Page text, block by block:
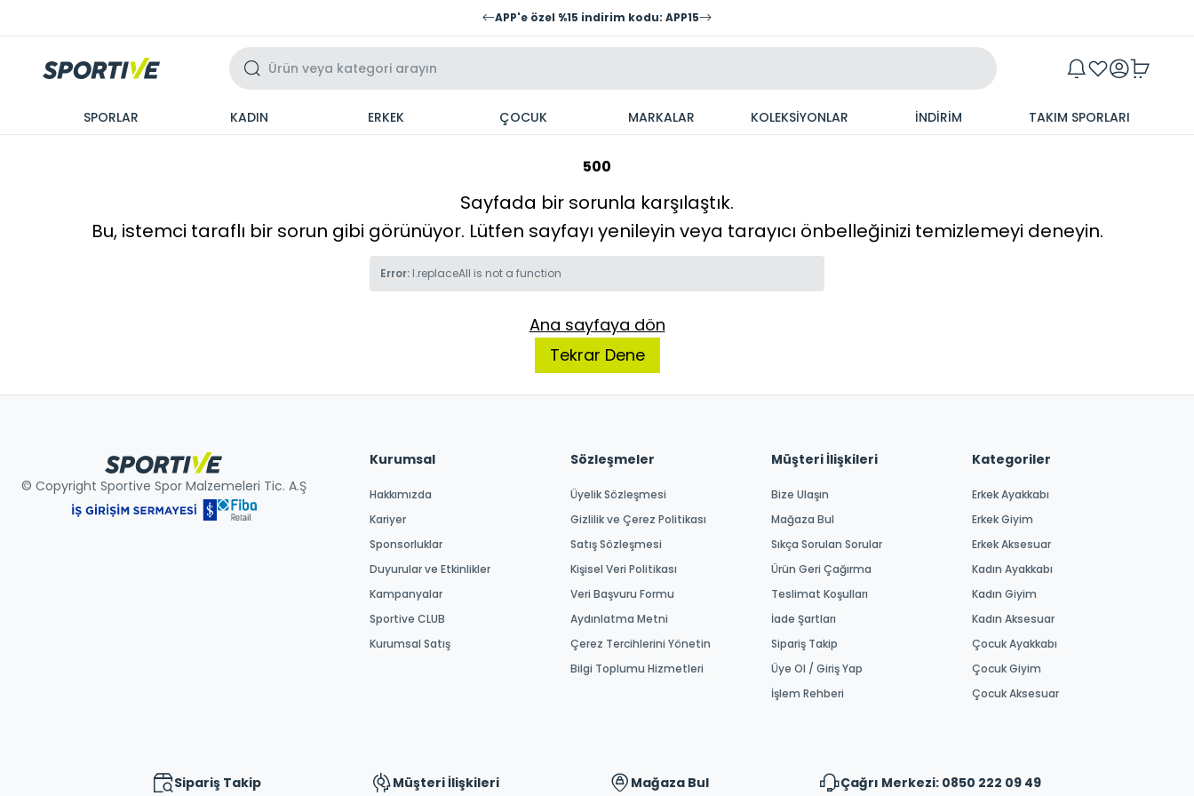
APP'e özel %15 indirim kodu: APP15
SPORLAR KADIN ERKEK ÇOCUK MARKALAR KOLEKSİYONLAR İNDİRİM TAKIM SPORLARI
500
Sayfada bir sorunla karşılaştık.
Bu, istemci taraflı bir sorun gibi görünüyor. Lütfen sayfayı yenileyin veya tarayıcı önbelleğinizi temizlemeyi deneyin.
Error: l.replaceAll is not a function
Ana sayfaya dön
Tekrar Dene
© Copyright Sportive Spor Malzemeleri Tic. A.Ş
Kurumsal
Hakkımızda
Kariyer
Sponsorluklar
Duyurular ve Etkinlikler
Kampanyalar
Sportive CLUB
Kurumsal Satış
Sözleşmeler
Üyelik Sözleşmesi
Gizlilik ve Çerez Politikası
Satış Sözleşmesi
Kişisel Veri Politikası
Veri Başvuru Formu
Aydınlatma Metni
Çerez Tercihlerini Yönetin
Bilgi Toplumu Hizmetleri
Müşteri İlişkileri
Bize Ulaşın
Mağaza Bul
Sıkça Sorulan Sorular
Ürün Geri Çağırma
Teslimat Koşulları
İade Şartları
Sipariş Takip
Üye Ol / Giriş Yap
İşlem Rehberi
Kategoriler
Erkek Ayakkabı
Erkek Giyim
Erkek Aksesuar
Kadın Ayakkabı
Kadın Giyim
Kadın Aksesuar
Çocuk Ayakkabı
Çocuk Giyim
Çocuk Aksesuar
Sipariş Takip Müşteri İlişkileri Mağaza Bul Çağrı Merkezi: 0850 222 09 49